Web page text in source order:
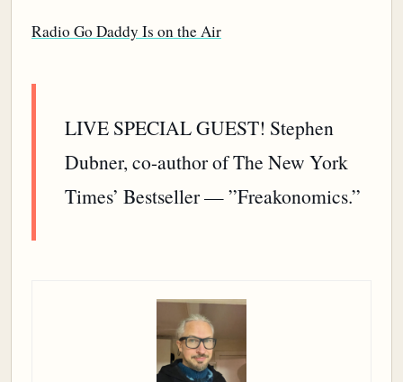
Radio Go Daddy Is on the Air
LIVE SPECIAL GUEST! Stephen
Dubner, co-author of The New York
Times’ Bestseller — ”Freakonomics.”